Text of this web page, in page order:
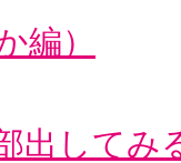
編）
出してみ